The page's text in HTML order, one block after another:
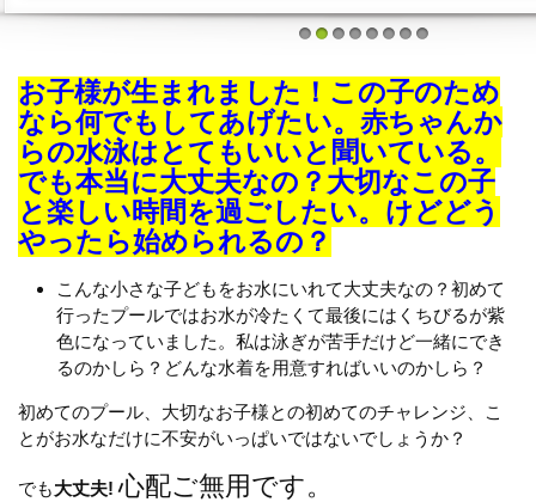
お子様が生まれました！この子のため
なら何でもしてあげたい。赤ちゃんか
らの水泳はとてもいいと聞いている。
でも本当に大丈夫なの？大切なこの子
と楽しい時間を過ごしたい。けどどう
やったら始められるの？
こんな小さな子どもをお水にいれて大丈夫なの？初めて
行ったプールではお水が冷たくて最後にはくちびるが紫
色になっていました。私は泳ぎが苦手だけど一緒にでき
るのかしら？どんな水着を用意すればいいのかしら？
初めてのプール、大切なお子様との初めてのチャレンジ、こ
とがお水なだけに不安がいっぱいではないでしょうか？
でも大丈夫! 心配ご無用です。